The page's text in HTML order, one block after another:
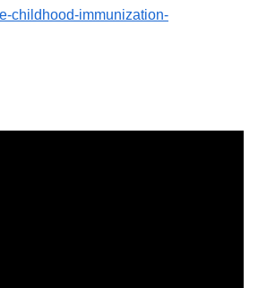
childhood-immunization-